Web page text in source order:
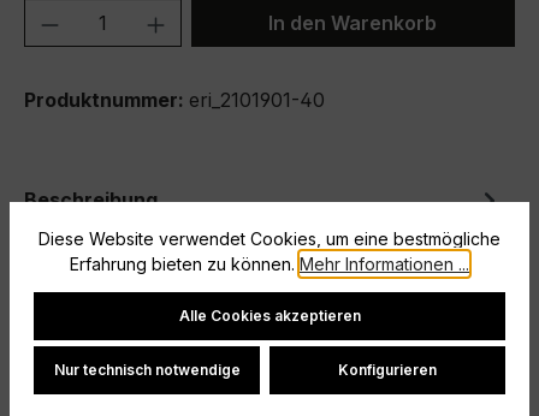
Produkt Anzahl: Gib denIn den Warenkorb
Produktnummer: eri_2101901-40
Beschreibung
Gemütliche Jogginghose in 3 LängenBreiter Bund
mit KordelzugSeitliche EingrifftaschenGerader,
schmaler SchnittOffener Beinab…Mehr
Hersteller
Diese Website verwendet Cookies, um eine bestmögliche
Erfahrung bieten zu können. Mehr Informationen ...
Cookie-Einstellungen
Alle Cookies akzeptieren
Nur technisch notwendige Konfigurieren